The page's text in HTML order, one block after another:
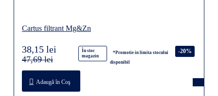
Cartus filtrant Mg&Zn
În stoc
magazin
*Promotie in limita stocului
disponibil
-20%
38,15 lei
47,69 lei
Adaugă în Coş